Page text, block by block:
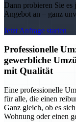
Dann probieren Sie
Angebot an – ganz
Jetzt Anfrage starten
Professionelle
gewerbliche
mit Qualität
Eine professionelle
für alle, die einen
Ganz gleich, ob es
Wohnung oder einen